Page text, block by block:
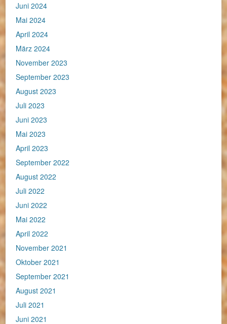
Juni 2024
Mai 2024
April 2024
März 2024
November 2023
September 2023
August 2023
Juli 2023
Juni 2023
Mai 2023
April 2023
September 2022
August 2022
Juli 2022
Juni 2022
Mai 2022
April 2022
November 2021
Oktober 2021
September 2021
August 2021
Juli 2021
Juni 2021